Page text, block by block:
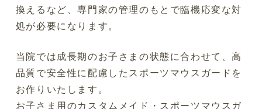
換えるなど、専門家の管理のもとで臨機応変な対
処が必要になります。
当院では成長期のお子さまの状態に合わせて、高
品質で安全性に配慮したスポーツマウスガードを
お作りいたします。
お子さま用のカスタムメイド・スポーツマウスガ